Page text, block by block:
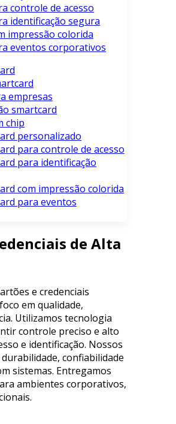
controle de acesso
identificação segura
impressão colorida
eventos corporativos
empresas
smartcard
chip
personalizado
para controle de acesso
para identificação
com impressão colorida
para eventos
de Alta
e credenciais
em qualidade,
Utilizamos tecnologia
controle preciso e alto
e identificação. Nossos
confiabilidade
sistemas. Entregamos
ambientes corporativos,